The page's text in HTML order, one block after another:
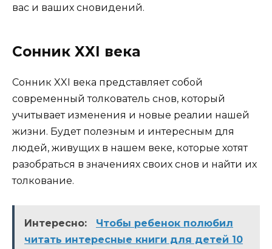
вас и ваших сновидений.
Сонник XXI века
Сонник XXI века представляет собой
современный толкователь снов, который
учитывает изменения и новые реалии нашей
жизни. Будет полезным и интересным для
людей, живущих в нашем веке, которые хотят
разобраться в значениях своих снов и найти их
толкование.
Интересно:
Чтобы ребенок полюбил
читать интересные книги для детей 10